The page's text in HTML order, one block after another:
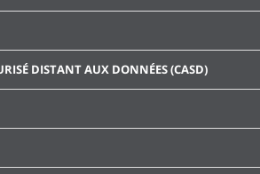
DISTANT AUX DONNÉES (CASD)